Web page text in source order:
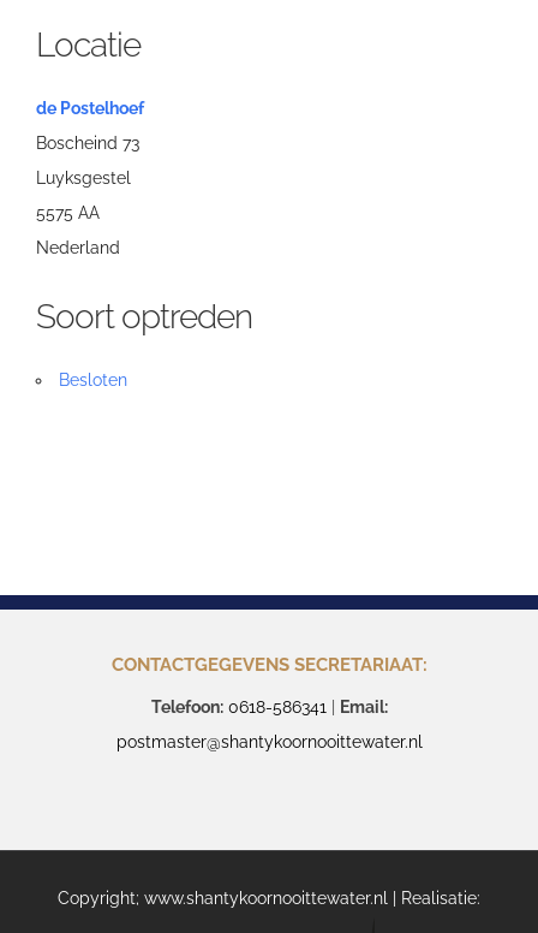
Locatie
de Postelhoef
Boscheind 73
Luyksgestel
5575 AA
Nederland
Soort optreden
Besloten
CONTACTGEGEVENS SECRETARIAAT:
Telefoon: 0618-586341
Email:
postmaster@shantykoornooittewater.nl
Copyright; www.shantykoornooittewater.nl | Realisatie: